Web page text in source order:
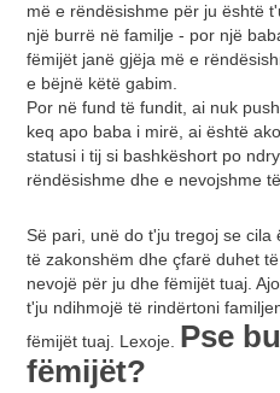
më e rëndësishme për ju është
një burrë në familje - por një
fëmijët janë gjëja më e
e bëjnë këtë gabim.
Por në fund të fundit, ai nuk
keq apo baba i mirë, ai është
statusi i tij si bashkëshort po
rëndësishme dhe e nevojshme
Së pari, unë do t'ju tregoj se cila
të zakonshëm dhe çfarë duhet
nevojë për ju dhe fëmijët tuaj.
t'ju ndihmojë të rindërtoni
fëmijët tuaj. Lexoje. Pse
fëmijët?